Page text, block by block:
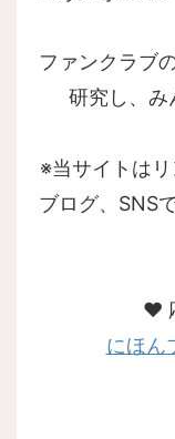
ファンクラブ
研究し、み
※当サイトは
ブログ、SNS
❤︎
にほん